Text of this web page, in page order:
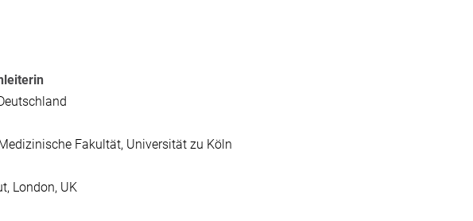
Fakultät, Universität zu Köln
London, UK